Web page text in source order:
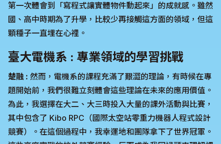
第一次體會到「寫程式讓實體物件動起來」的成就感。雖然
國、高中時期為了升學，比較少再接觸這方面的領域，但這
顆種子一直埋在心裡。
臺大電機系 : 專業領域的學習挑戰
楚融 : 然而，電機系的課程充滿了艱澀的理論，有時候在專
題開始前，我們很難立刻體會這些理論在未來的應用價值。
為此，我選擇在大二、大三時投入大量的課外活動與比賽，
其中包含了 Kibo RPC（國際太空站零重力機器人程式設計
競賽）。在這個過程中，我幸運地和團隊拿下了世界冠軍。